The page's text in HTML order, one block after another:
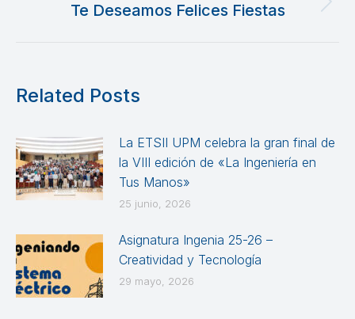
Publicación
Te Deseamos Felices Fiestas
Related Posts
La ETSII UPM celebra la gran final de
la VIII edición de «La Ingeniería en
Tus Manos»
25 junio, 2026
Asignatura Ingenia 25-26 –
Creatividad y Tecnología
29 mayo, 2026